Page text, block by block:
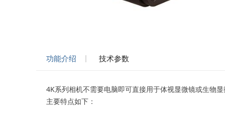
功能介绍 技术参数
4K系列相机不需要电脑即可直接用于体视显微镜或生物显
主要特点如下：